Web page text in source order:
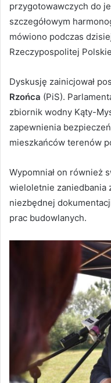
przygotowawczych do
szczegółowym
mówiono podczas
Rzeczypospolitej
Dyskusję zainicjował
Rzońca (PiS).
zbiornik wodny Kąty-
zapewnienia
mieszkańców terenów
Wypomniał on również
wieloletnie zaniedbania
niezbędnej
prac budowlanych.